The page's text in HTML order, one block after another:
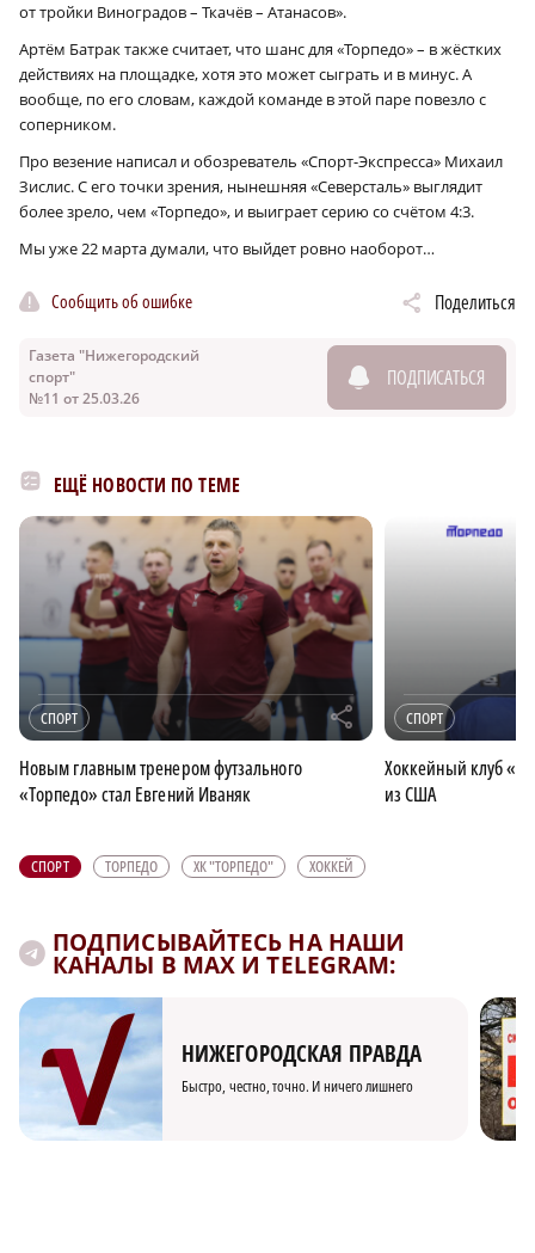
от тройки Виноградов – Ткачёв – Атанасов».
Артём Батрак также считает, что шанс для «Торпедо» – в жёстких
действиях на площадке, хотя это может сыграть и в минус. А
вообще, по его словам, каждой команде в этой паре повезло с
соперником.
Про везение написал и обозреватель «Спорт-Экспресса» Михаил
Зислис. С его точки зрения, нынешняя «Северсталь» выглядит
более зрело, чем «Торпедо», и выиграет серию со счётом 4:3.
Мы уже 22 марта думали, что выйдет ровно наоборот…
Сообщить об ошибке Поделиться
Газета "Нижегородский
спорт"
№11 от 25.03.26
ПОДПИСАТЬСЯ
ЕЩЁ НОВОСТИ ПО ТЕМЕ
СПОРТ r
Новым главным тренером футзального
«Торпедо» стал Евгений Иваняк
СПОРТ
Хоккейный клуб
из США
СПОРТ ТОРПЕДО ХК "ТОРПЕДО" ХОККЕЙ
ПОДПИСЫВАЙТЕСЬ НА НАШИ
КАНАЛЫ В MAX И TELEGRAM:
НИЖЕГОРОДСКАЯ ПРАВДА
Быстро, честно, точно. И ничего лишнего